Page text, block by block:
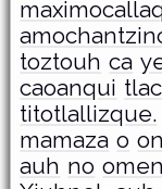
toztouh ca
caoanqui
titotlallizque.
mamaza o
auh no